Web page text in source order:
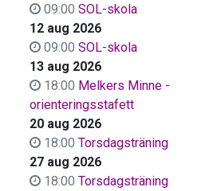
09:00 SOL-skola
12 aug 2026
09:00 SOL-skola
13 aug 2026
18:00 Melkers Minne -
orienteringsstafett
20 aug 2026
18:00 Torsdagsträning
27 aug 2026
18:00 Torsdagsträning